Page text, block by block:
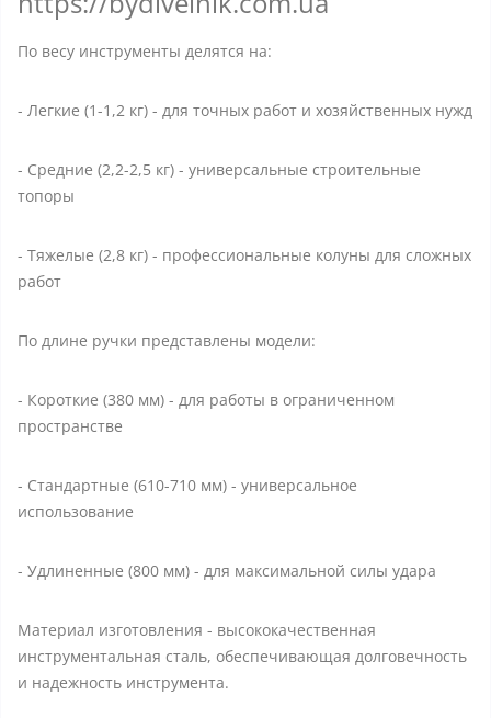
По весу инструменты делятся на:
- Легкие (1-1,2 кг) - для точных работ и хозяйственных нужд
- Средние (2,2-2,5 кг) - универсальные строительные
топоры
- Тяжелые (2,8 кг) - профессиональные колуны для сложных
работ
По длине ручки представлены модели:
- Короткие (380 мм) - для работы в ограниченном
пространстве
- Стандартные (610-710 мм) - универсальное
использование
- Удлиненные (800 мм) - для максимальной силы удара
Материал изготовления - высококачественная
инструментальная сталь, обеспечивающая долговечность
и надежность инструмента.